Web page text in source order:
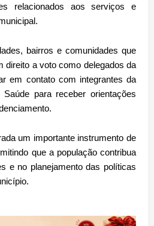
relacionados aos serviços e
bairros e comunidades que
direito a voto como delegados da
em contato com integrantes da
para receber orientações
um importante instrumento de
que a população contribua
e no planejamento das políticas